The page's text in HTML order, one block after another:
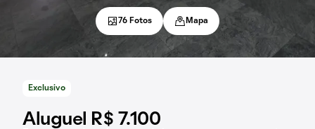
Exclusivo
Aluguel R$ 7.100
76 Fotos Mapa